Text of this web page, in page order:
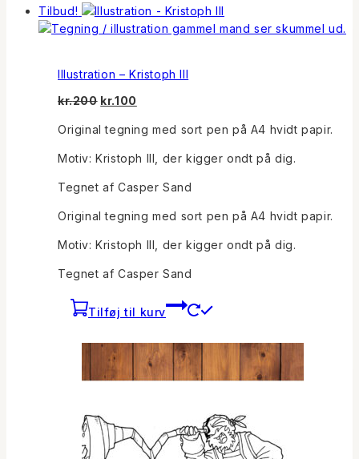
Tilbud!
Illustration – Kristoph III
kr.200 Den
pris
var:
kr.100
pris
er:
Original tegning med sort pen på A4 hvidt papir.
Motiv: Kristoph III, der kigger ondt på dig.
Tegnet af Casper Sand
Original tegning med sort pen på A4 hvidt papir.
Motiv: Kristoph III, der kigger ondt på dig.
Tegnet af Casper Sand
Tilføj til kurv